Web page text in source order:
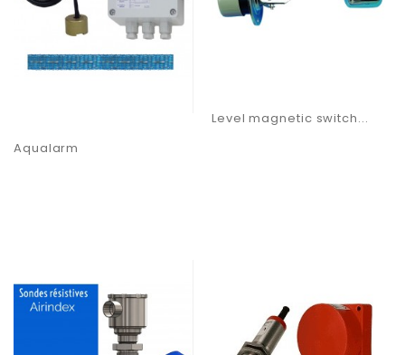
Aqualarm
Level magnetic switch...